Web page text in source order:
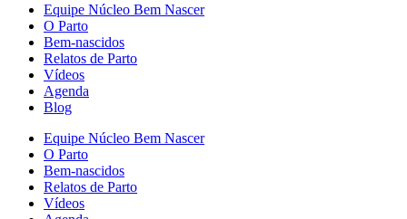
Equipe Núcleo Bem Nascer
O Parto
Bem-nascidos
Relatos de Parto
Vídeos
Agenda
Blog
Equipe Núcleo Bem Nascer
O Parto
Bem-nascidos
Relatos de Parto
Vídeos